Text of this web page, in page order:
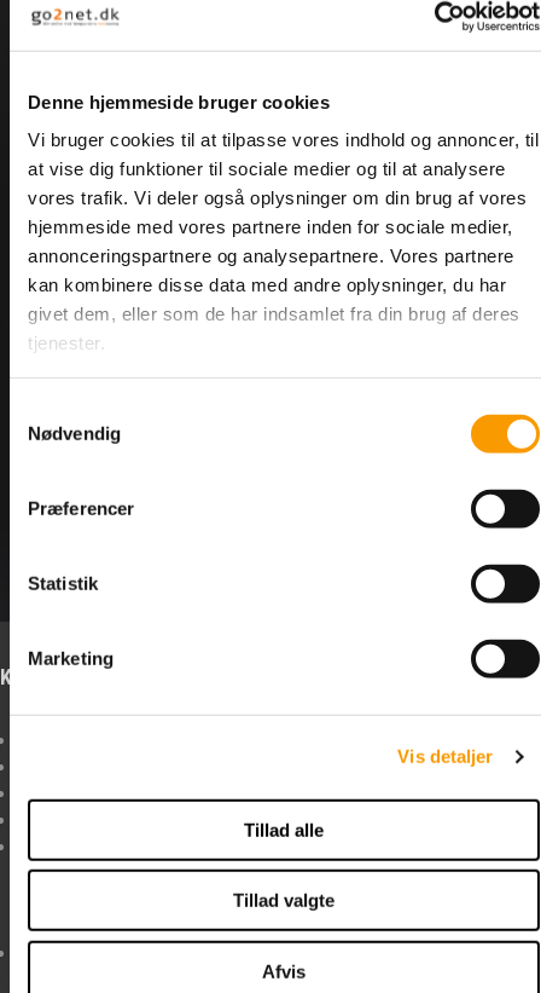
Denne hjemmeside bruger cookies
Vi bruger cookies til at tilpasse vores indhold og annoncer, til
at vise dig funktioner til sociale medier og til at analysere
vores trafik. Vi deler også oplysninger om din brug af vores
hjemmeside med vores partnere inden for sociale medier,
annonceringspartnere og analysepartnere. Vores partnere
kan kombinere disse data med andre oplysninger, du har
givet dem, eller som de har indsamlet fra din brug af deres
tjenester.
Nødvendig
Præferencer
Statistik
Marketing
Vis detaljer
Tillad alle
Tillad valgte
Afvis
FORSIDE
DIN KURV
HANDELSBETINGELSER
OM BOLTELAGERET
KONTAKT
LOGIN
Varenummer: out-10-91420
Spar 650,75 DKK
Vejl. udsalgspris1.248,75 DKK
598,00 DKK
Kontakt os
8240 Risskov
8:00 til 15:30 - FREDAG KL.
forsinkelse, restordre
eller udsolgte varer,
bestræber vi os på
informere dig herom,
og hvad vi kan gøre i
sagen.
åbenlyst forkert, og du